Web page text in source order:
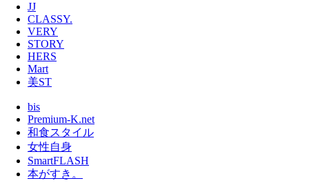
JJ
CLASSY.
VERY
STORY
HERS
Mart
美ST
bis
Premium-K.net
和食スタイル
女性自身
SmartFLASH
本がすき。